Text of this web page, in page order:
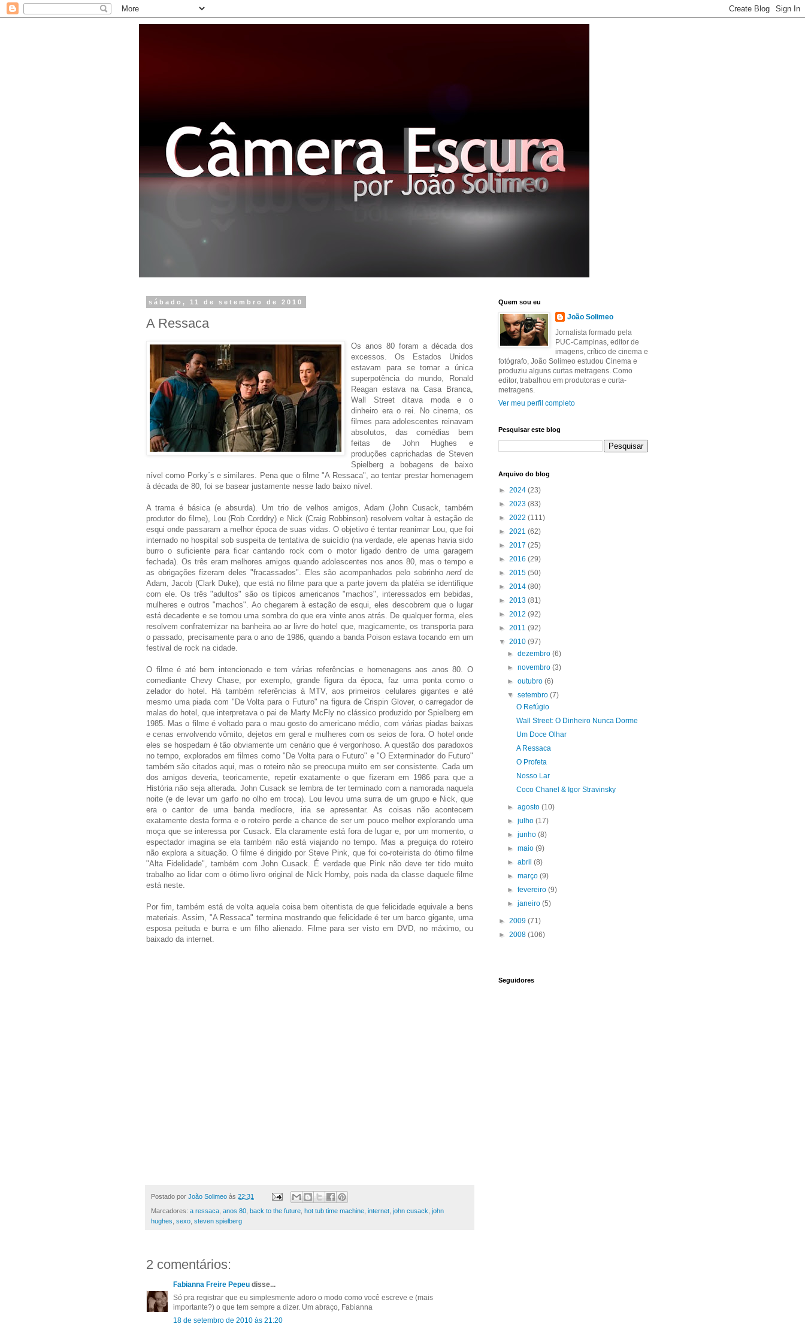
sábado, 11 de setembro de 2010
A Ressaca
Os anos 80 foram a década dos
excessos. Os Estados Unidos
estavam para se tornar a única
superpotência do mundo, Ronald
Reagan estava na Casa Branca,
Wall Street ditava moda e o
dinheiro era o rei. No cinema, os
filmes para adolescentes reinavam
absolutos, das comédias bem
feitas de John Hughes e
produções caprichadas de Steven
Spielberg a bobagens de baixo
nível como Porky´s e similares. Pena que o filme "A Ressaca", ao tentar prestar homenagem
à década de 80, foi se basear justamente nesse lado baixo nível.
A trama é básica (e absurda). Um trio de velhos amigos, Adam (John Cusack, também
produtor do filme), Lou (Rob Corddry) e Nick (Craig Robbinson) resolvem voltar à estação de
esqui onde passaram a melhor época de suas vidas. O objetivo é tentar reanimar Lou, que foi
internado no hospital sob suspeita de tentativa de suicídio (na verdade, ele apenas havia sido
burro o suficiente para ficar cantando rock com o motor ligado dentro de uma garagem
fechada). Os três eram melhores amigos quando adolescentes nos anos 80, mas o tempo e
as obrigações fizeram deles "fracassados". Eles são acompanhados pelo sobrinhonerdde
Adam, Jacob (Clark Duke), que está no filme para que a parte jovem da platéia se identifique
com ele. Os três "adultos" são os típicos americanos "machos", interessados em bebidas,
mulheres e outros "machos". Ao chegarem à estação de esqui, eles descobrem que o lugar
está decadente e se tornou uma sombra do que era vinte anos atrás. De qualquer forma, eles
resolvem confraternizar na banheira ao ar livre do hotel que, magicamente, os transporta para
o passado, precisamente para o ano de 1986, quando a banda Poison estava tocando em um
festival de rock na cidade.
O filme é até bem intencionado e tem várias referências e homenagens aos anos 80. O
comediante Chevy Chase, por exemplo, grande figura da época, faz uma ponta como o
zelador do hotel. Há também referências à MTV, aos primeiros celulares gigantes e até
mesmo uma piada com "De Volta para o Futuro" na figura de Crispin Glover, o carregador de
malas do hotel, que interpretava o pai de Marty McFly no clássico produzido por Spielberg em
1985. Mas o filme é voltado para o mau gosto do americano médio, com várias piadas baixas
e cenas envolvendo vômito, dejetos em geral e mulheres com os seios de fora. O hotel onde
eles se hospedam é tão obviamente um cenário que é vergonhoso. A questão dos paradoxos
no tempo, explorados em filmes como "De Volta para o Futuro" e "O Exterminador do Futuro"
também são citados aqui, mas o roteiro não se preocupa muito em ser consistente. Cada um
dos amigos deveria, teoricamente, repetir exatamente o que fizeram em 1986 para que a
História não seja alterada. John Cusack se lembra de ter terminado com a namorada naquela
noite (e de levar um garfo no olho em troca). Lou levou uma surra de um grupo e Nick, que
era o cantor de uma banda medíocre, iria se apresentar. As coisas não acontecem
exatamente desta forma e o roteiro perde a chance de ser um pouco melhor explorando uma
moça que se interessa por Cusack. Ela claramente está fora de lugar e, por um momento, o
espectador imagina se ela também não está viajando no tempo. Mas a preguiça do roteiro
não explora a situação. O filme é dirigido por Steve Pink, que foi co-roteirista do ótimo filme
"Alta Fidelidade", também com John Cusack. É verdade que Pink não deve ter tido muito
trabalho ao lidar com o ótimo livro original de Nick Hornby, pois nada da classe daquele filme
está neste.
Por fim, também está de volta aquela coisa bem oitentista de que felicidade equivale a bens
materiais. Assim, "A Ressaca" termina mostrando que felicidade é ter um barco gigante, uma
esposa peituda e burra e um filho alienado. Filme para ser visto em DVD, no máximo, ou
baixado da internet.
Postado por João Solimeo às 22:31
Marcadores: a ressaca anos 80 back to the future hot tub time machine internet john cusack john
hughes sexo steven spielberg
2 comentários:
Fabianna Freire Pepeu disse...
Só pra registrar que eu simplesmente adoro o modo como você escreve e (mais
importante?) o que tem sempre a dizer. Um abraço, Fabianna
18 de setembro de 2010 às 21:20
Quem sou eu
João Solimeo
Jornalista formado pela
PUC-Campinas, editor de
imagens, crítico de cinema e
fotógrafo, João Solimeo estudou Cinema e
produziu alguns curtas metragens. Como
editor, trabalhou em produtoras e curta-
metragens.
Ver meu perfil completo
Pesquisar este blog
Arquivo do blog
► 2024 (23)
► 2023 (83)
► 2022 (111)
► 2021 (62)
► 2017 (25)
► 2016 (29)
► 2015 (50)
► 2014 (80)
► 2013 (81)
► 2012 (92)
► 2011 (92)
▼ 2010 (97)
►dezembro(6)
►novembro(3)
►outubro(6)
▼setembro(7)
O Refúgio
Wall Street: O Dinheiro Nunca Dorme
Um Doce Olhar
A Ressaca
O Profeta
Nosso Lar
Coco Chanel & Igor Stravinsky
►agosto(10)
►julho(17)
►junho(8)
►maio(9)
►abril(8)
►março(9)
►fevereiro(9)
►janeiro(5)
► 2009 (71)
► 2008 (106)
Seguidores